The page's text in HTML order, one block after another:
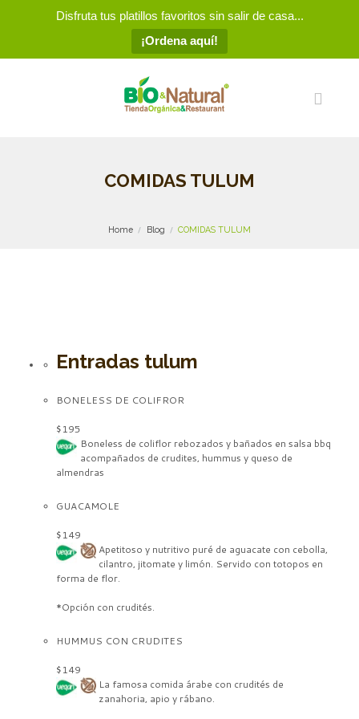
Disfruta tus platillos favoritos sin salir de casa...
¡Ordena aquí!
COMIDAS TULUM
Home Blog COMIDAS TULUM
Entradas tulum
BONELESS DE COLIFROR
$195
Boneless de coliflorrebozados y bañados en salsa bbq
acompañados de crudites, hummus y queso de
almendras
GUACAMOLE
$149
Apetitoso y nutritivo puré de aguacate con cebolla,
cilantro, jitomate y limón. Servido con totopos en
forma de flor.
*Opción con crudités.
HUMMUS CON CRUDITES
$149
La famosa comida árabe con crudités de
zanahoria, apio y rábano.